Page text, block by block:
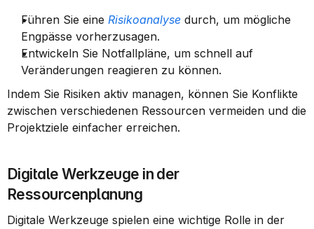
Führen Sie eine Risikoanalyse durch, um mögliche
Engpässe vorherzusagen.
Entwickeln Sie Notfallpläne, um schnell auf
Veränderungen reagieren zu können.
Indem Sie Risiken aktiv managen, können Sie Konflikte
zwischen verschiedenen Ressourcen vermeiden und die
Projektziele einfacher erreichen.
Digitale Werkzeuge in der
Ressourcenplanung
Digitale Werkzeuge spielen eine wichtige Rolle in der